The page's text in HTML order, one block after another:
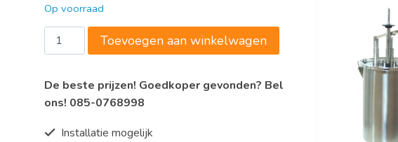
Op voorraad
Saro
Sausdispenser
PD006
aantal
Toevoegen aan winkelwagen
De beste prijzen! Goedkoper gevonden? Bel
ons! 085-0768998
Installatie mogelijk